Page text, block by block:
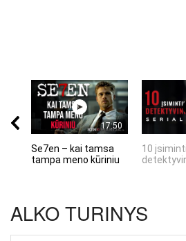
17:50
Se7en – kai tamsa
tampa meno kūriniu
10
ALKO TURINYS